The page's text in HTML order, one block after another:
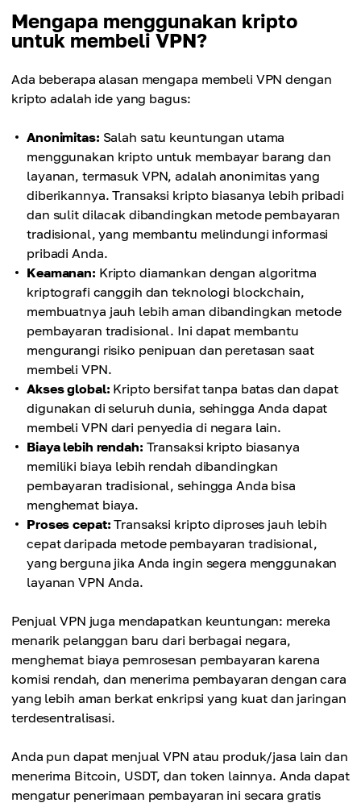
Mengapa menggunakan kripto
untuk membeli VPN?
Ada beberapa alasan mengapa membeli VPN dengan
kripto adalah ide yang bagus:
Anonimitas: Salah satu keuntungan utama
menggunakan kripto untuk membayar barang dan
layanan, termasuk VPN, adalah anonimitas yang
diberikannya. Transaksi kripto biasanya lebih pribadi
dan sulit dilacak dibandingkan metode pembayaran
tradisional, yang membantu melindungi informasi
pribadi Anda.
Keamanan: Kripto diamankan dengan algoritma
kriptografi canggih dan teknologi blockchain,
membuatnya jauh lebih aman dibandingkan metode
pembayaran tradisional. Ini dapat membantu
mengurangi risiko penipuan dan peretasan saat
membeli VPN.
Akses global: Kripto bersifat tanpa batas dan dapat
digunakan di seluruh dunia, sehingga Anda dapat
membeli VPN dari penyedia di negara lain.
Biaya lebih rendah: Transaksi kripto biasanya
memiliki biaya lebih rendah dibandingkan
pembayaran tradisional, sehingga Anda bisa
menghemat biaya.
Proses cepat: Transaksi kripto diproses jauh lebih
cepat daripada metode pembayaran tradisional,
yang berguna jika Anda ingin segera menggunakan
layanan VPN Anda.
Penjual VPN juga mendapatkan keuntungan: mereka
menarik pelanggan baru dari berbagai negara,
menghemat biaya pemrosesan pembayaran karena
komisi rendah, dan menerima pembayaran dengan cara
yang lebih aman berkat enkripsi yang kuat dan jaringan
terdesentralisasi.
Anda pun dapat menjual VPN atau produk/jasa lain dan
menerima Bitcoin, USDT, dan token lainnya. Anda dapat
mengatur penerimaan pembayaran ini secara gratis